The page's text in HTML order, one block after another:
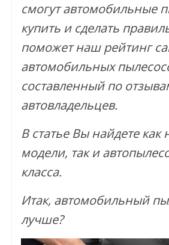
смогут автомобильные
купить и сделать
поможет наш рейтинг
автомобильных
составленный по
автовладельцев.
В статье Вы найдете как
модели, так и
класса.
Итак, автомобильный
лучше?